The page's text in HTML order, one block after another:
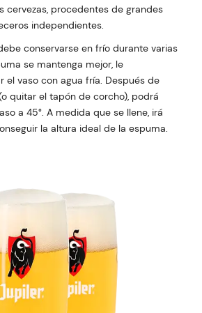
cervezas, procedentes de grandes
independientes.
conservarse en frío durante varias
se mantenga mejor, le
el vaso con agua fría. Después de
quitar el tapón de corcho), podrá
a 45°. A medida que se llene, irá
la altura ideal de la espuma.